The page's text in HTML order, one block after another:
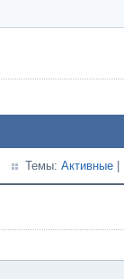
Темы: Активные